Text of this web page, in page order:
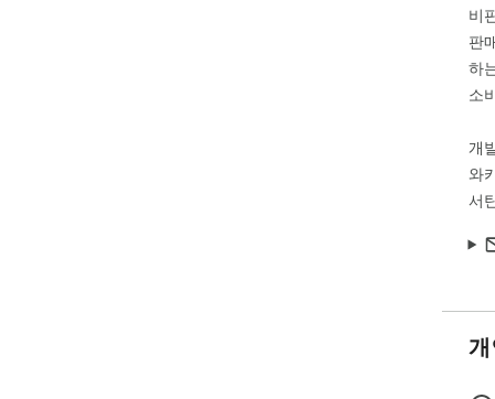
개
와
서
비
판
하
소